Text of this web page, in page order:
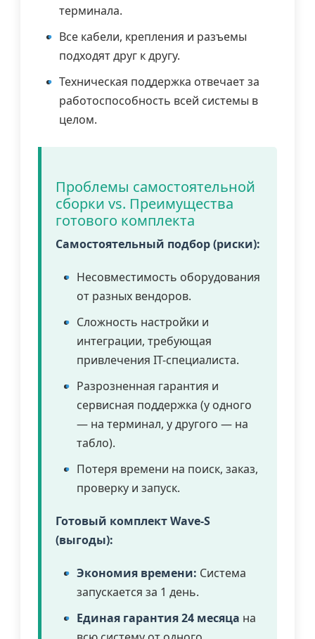
терминала.
Все кабели, крепления и разъемы
подходят друг к другу.
Техническая поддержка отвечает за
работоспособность всей системы в
целом.
Проблемы самостоятельной
сборки vs. Преимущества
готового комплекта
Самостоятельный подбор (риски):
Несовместимость оборудования
от разных вендоров.
Сложность настройки и
интеграции, требующая
привлечения IT-специалиста.
Разрозненная гарантия и
сервисная поддержка (у одного
— на терминал, у другого — на
табло).
Потеря времени на поиск, заказ,
проверку и запуск.
Готовый комплект Wave-S
(выгоды):
Экономия времени: Система
запускается за 1 день.
Единая гарантия 24 месяца на